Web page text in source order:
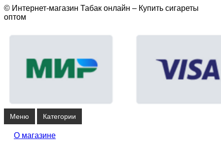
© Интернет-магазин Табак онлайн – Купить сигареты
оптом
Меню Категории
О магазине